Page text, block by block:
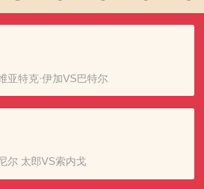
亚特克·伊加VS巴特尔
尔 太郎VS索内戈